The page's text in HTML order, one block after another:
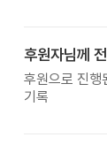
후원자님께
후원으로 진행
기록